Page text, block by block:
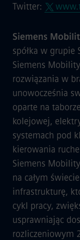
Twitter:
Siemens
spółka w grupie
Siemens
rozwiązania w
unowocześnia
oparte na
kolejowej,
systemach pod
kierowania
Siemens
na całym
infrastrukturę,
cykl pracy,
usprawniając
rozliczeniowym